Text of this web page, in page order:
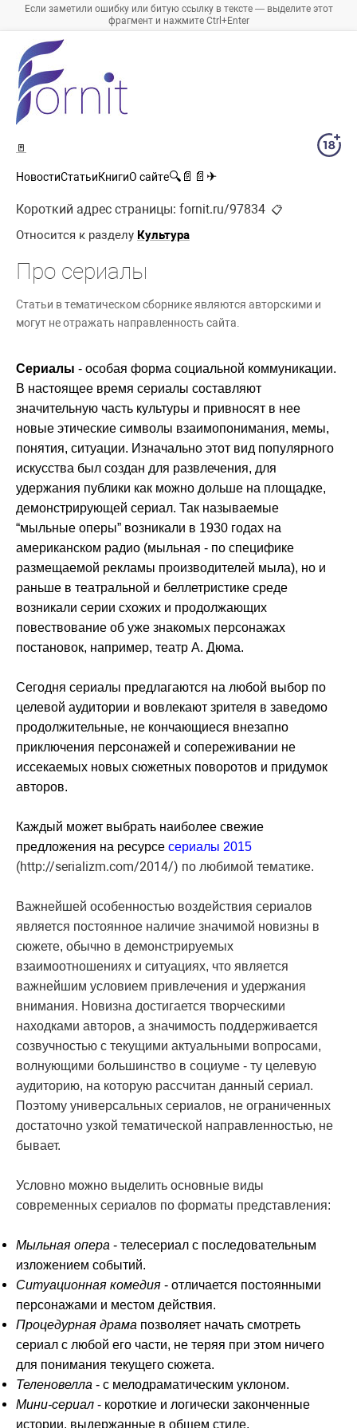
Если заметили ошибку или битую ссылку в тексте — выделите этот
фрагмент и нажмите Ctrl+Enter
🚪
НовостиСтатьиКнигиО сайте🔍 📄 📄 ✈
Короткий адрес страницы: fornit.ru/97834 📋
Относится к разделу Культура
Про сериалы
Статьи в тематическом сборнике являются авторскими и
могут не отражать направленность сайта.
Сериалы - особая форма социальной коммуникации.
В настоящее время сериалы составляют
значительную часть культуры и привносят в нее
новые этические символы взаимопонимания, мемы,
понятия, ситуации. Изначально этот вид популярного
искусства был создан для развлечения, для
удержания публики как можно дольше на площадке,
демонстрирующей сериал. Так называемые
“мыльные оперы” возникали в 1930 годах на
американском радио (мыльная - по специфике
размещаемой рекламы производителей мыла), но и
раньше в театральной и беллетристике среде
возникали серии схожих и продолжающих
повествование об уже знакомых персонажах
постановок, например, театр А. Дюма.
Сегодня сериалы предлагаются на любой выбор по
целевой аудитории и вовлекают зрителя в заведомо
продолжительные, не кончающиеся внезапно
приключения персонажей и сопереживании не
иссекаемых новых сюжетных поворотов и придумок
авторов.
Каждый может выбрать наиболее свежие
предложения на ресурсе сериалы 2015
(http://serializm.com/2014/) по любимой тематике.
Важнейшей особенностью воздействия сериалов
является постоянное наличие значимой новизны в
сюжете, обычно в демонстрируемых
взаимоотношениях и ситуациях, что является
важнейшим условием привлечения и удержания
внимания. Новизна достигается творческими
находками авторов, а значимость поддерживается
созвучностью с текущими актуальными вопросами,
волнующими большинство в социуме - ту целевую
аудиторию, на которую рассчитан данный сериал.
Поэтому универсальных сериалов, не ограниченных
достаточно узкой тематической направленностью, не
бывает.
Условно можно выделить основные виды
современных сериалов по форматы представления:
Мыльная опера - телесериал с последовательным
изложением событий.
Ситуационная комедия - отличается постоянными
персонажами и местом действия.
Процедурная драма позволяет начать смотреть
сериал с любой его части, не теряя при этом ничего
для понимания текущего сюжета.
Теленовелла - с мелодраматическим уклоном.
Мини-сериал - короткие и логически законченные
истории. выдержанные в общем стиле.